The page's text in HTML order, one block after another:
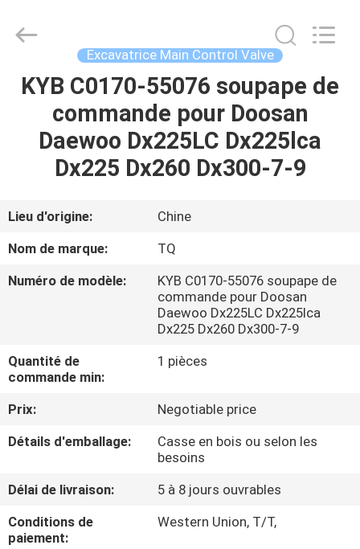
APERÇU
PRODUITS
VR
DE
NOUS
VISITE
D'USINE
CONTRÔLE
Machinery
Reserved.
Excavatrice Main Control Valve
KYB C0170-55076 soupape de
commande pour Doosan
Daewoo Dx225LC Dx225lca
Dx225 Dx260 Dx300-7-9
Lieu d'origine:
Chine
Nom de marque:
TQ
Numéro de modèle:
KYB C0170-55076 soupape de
commande pour Doosan
Daewoo Dx225LC Dx225lca
Dx225 Dx260 Dx300-7-9
Quantité de
commande min:
1 pièces
Prix:
Negotiable price
Détails d'emballage:
Casse en bois ou selon les
besoins
Délai de livraison:
5 à 8 jours ouvrables
Conditions de
paiement:
Western Union, T/T,